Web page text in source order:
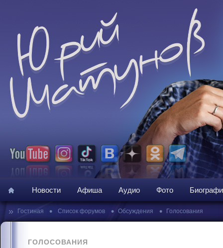
Новости Афиша Аудио Фото
» Гостиная • Список форумов • Обсуждения • Голосования
ГОЛОСОВАНИЯ